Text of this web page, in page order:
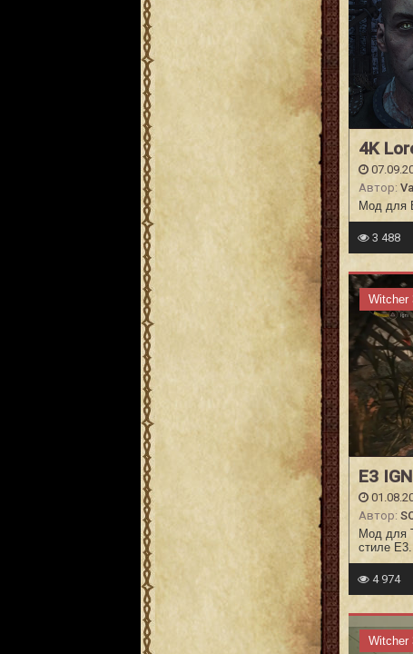
4K
Автор:
Мод для
3 488
Witcher
E3
Автор:
Мод для
стиле E3.
4 974
Witcher